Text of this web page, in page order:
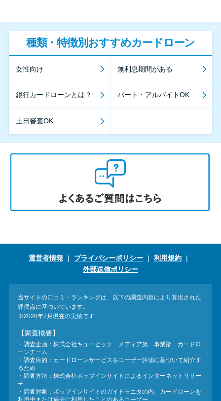
種類・特徴別おすすめカードローン
女性向け 無利息期間がある
銀行カードローンとは？ パート・アルバイトOK
土日審査OK
運営者情報 プライバシーポリシー
利用規約
外部送信ポリシー
当サイトの口コミ・ランキングは、以下の調査内容により算出された
評価点に基づいています。
※2020年7月現在の実績です
【調査概要】
・調査企画：株式会社キュービック メディア第一事業部 カードロ
ーンチーム
・調査目的：カードローンサービスをユーザー評価に基づいて紹介す
るため
・調査方法：株式会社ポップインサイトによるインターネットリサー
チ
・調査対象：ポップインサイトのガイドモニタの内、カードローンを
利用中または過去に利用したことのあるユーザー